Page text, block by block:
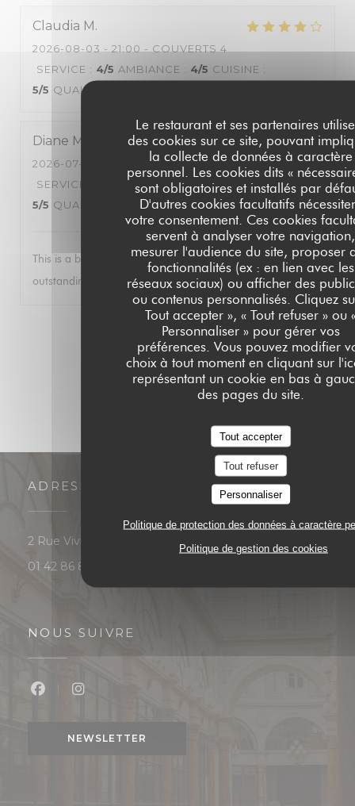
Le restaurant et ses partenaires
des cookies sur ce site, pouvant
la collecte de données à caractère
personnel. Les cookies dits «
sont obligatoires et installés par
D'autres cookies facultatifs
votre consentement. Ces cookies
servent à analyser votre navigation,
mesurer l'audience du site, proposer
fonctionnalités (ex : en lien avec les
réseaux sociaux) ou afficher des
ou contenus personnalisés. Cliquez
Tout accepter », « Tout refuser » ou
Personnaliser » pour gérer vos
préférences. Vous pouvez modifier
choix à tout moment en cliquant sur
représentant un cookie en bas à
des pages du site.
Tout accepter
Tout refuser
Personnaliser
Politique de protection des données à caractère
Politique de gestion des cookies
Claudia M
2026-08-03 - 21:00 - COUVERTS 4
SERVICE : 4/5 AMBIANCE : 4/5 CUISINE :
5/5 QUALITÉ / PRIX
Diane M
2026-07-17
- 19:00 - COUVERTS 4
SERVICE
AMBIANCE: 5/5 CUISINE:
5/5 QUALITÉ / PRIX : 5/5
This is a beautiful restaurant with fabulous food and
outstanding service.
2 3
ADRESSE
2 Rue Vivienne 75002 Paris
01 42 86 87 88
NOUS SUIVRE
NEWSLETTER